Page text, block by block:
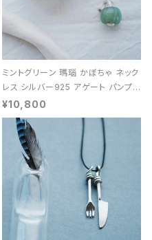
ミントグリーン 瑪瑙 かぼちゃ ネック
レス シルバー925 アゲート パンプキ
ン 天然石 レディース
¥10,800